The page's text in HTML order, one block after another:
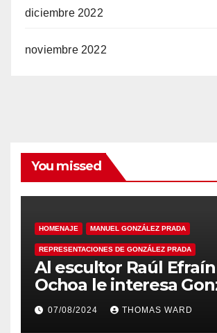
diciembre 2022
noviembre 2022
You missed
HOMENAJE MANUEL GONZÁLEZ PRADA
REPRESENTACIONES DE GONZÁLEZ PRADA
Al escultor Raúl
Ochoa le interesa
Prada
07/08/2024 THOMAS WARD